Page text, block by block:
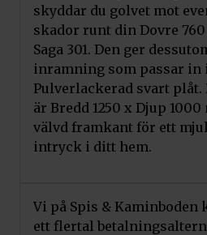
skyddar du golvet mot
skador runt din Dovre
Saga 301. Den ger
inramning som passar in
Pulverlackerad svart plåt.
är Bredd 1250 x Djup
välvd framkant för ett
intryck i ditt hem.
Vi på Spis & Kaminboden
ett flertal